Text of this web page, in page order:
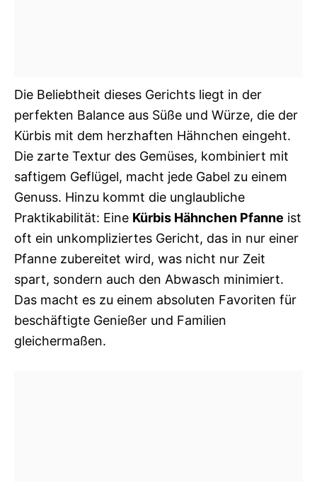
Die Beliebtheit dieses Gerichts liegt in der
perfekten Balance aus Süße und Würze, die der
Kürbis mit dem herzhaften Hähnchen eingeht.
Die zarte Textur des Gemüses, kombiniert mit
saftigem Geflügel, macht jede Gabel zu einem
Genuss. Hinzu kommt die unglaubliche
Praktikabilität: Eine Kürbis Hähnchen Pfanne ist
oft ein unkompliziertes Gericht, das in nur einer
Pfanne zubereitet wird, was nicht nur Zeit
spart, sondern auch den Abwasch minimiert.
Das macht es zu einem absoluten Favoriten für
beschäftigte Genießer und Familien
gleichermaßen.